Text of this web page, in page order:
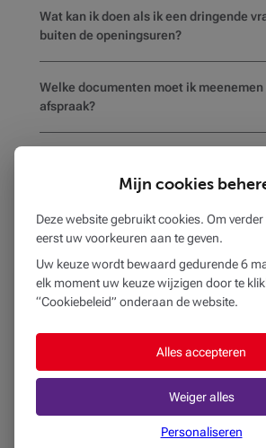
Wat kan ik doen als ik een dringende
buiten de openingsuren?
Welke documenten moet ik meenemen
afspraak?
rolstoeltoegankelijk is of voorzieningen
mensen met een beperking?
BEOBANK AG CINEY
op19 km
RUE DU COMMERCE 132
5590 CINEY
Open tot 12u30
Mijn cookies
Deze website gebruikt cookies. Om
eerst uw voorkeuren aan te geven.
Uw keuze wordt bewaard gedurende 6
elk moment uw keuze wijzigen door te
“Cookiebeleid” onderaan de website.
Alles accepteren
Weiger alles
Personaliseren